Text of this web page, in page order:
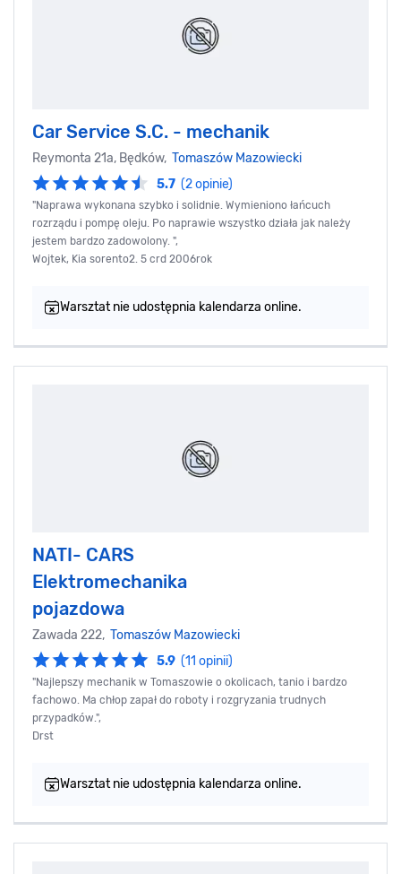
Car Service S.C. - mechanik
Reymonta 21a, Będków, Tomaszów Mazowiecki
5.7 (2 opinie)
"Naprawa wykonana szybko i solidnie. Wymieniono łańcuch
rozrządu i pompę oleju. Po naprawie wszystko działa jak należy
jestem bardzo zadowolony. ",
Wojtek, Kia sorento2. 5 crd 2006rok
Warsztat nie udostępnia kalendarza online.
NATI- CARS
Elektromechanika
pojazdowa
Zawada 222, Tomaszów Mazowiecki
5.9 (11 opinii)
"Najlepszy mechanik w Tomaszowie o okolicach, tanio i bardzo
fachowo. Ma chłop zapał do roboty i rozgryzania trudnych
przypadków.",
Drst
Warsztat nie udostępnia kalendarza online.